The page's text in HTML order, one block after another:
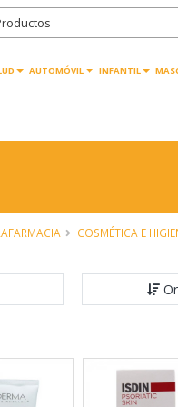
AUTOMÓVIL INFANTIL
COSMÉTICA E